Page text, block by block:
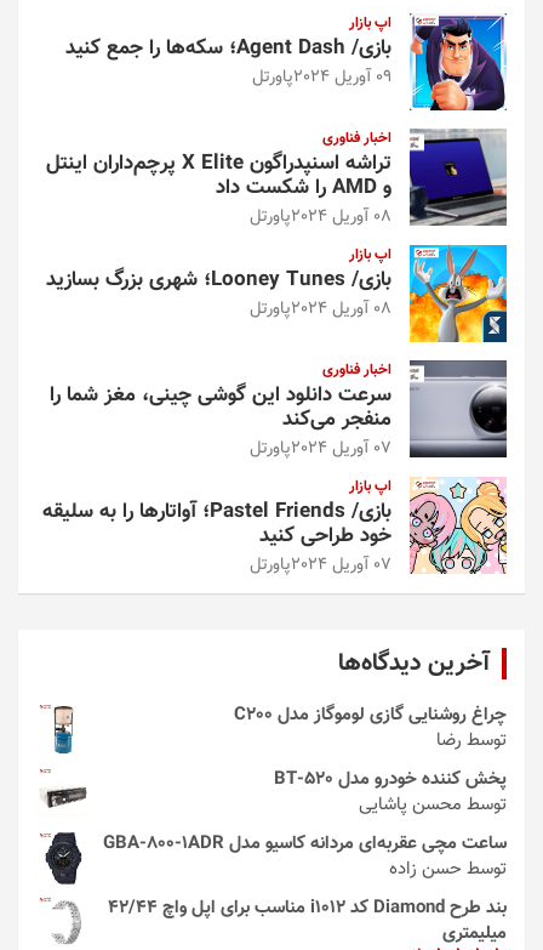
اپ بازار
بازی/ Agent Dash؛ سکه‌ها را جمع کنید
09 آوریل 2024 پاورتل
اخبار فناوری
تراشه اسنپدراگون X Elite پرچم‌داران اینتل
و AMD را شکست داد
08 آوریل 2024 پاورتل
اپ بازار
بازی/ Looney Tunes؛ شهری بزرگ بسازید
08 آوریل 2024 پاورتل
اخبار فناوری
سرعت دانلود این گوشی چینی، مغز شما را
منفجر می‌کند
07 آوریل 2024 پاورتل
اپ بازار
بازی/ Pastel Friends؛ آواتارها را به سلیقه
خود طراحی کنید
07 آوریل 2024 پاورتل
آخرین دیدگاه‌ها
چراغ روشنایی گازی لوموگاز مدل C200
توسط رضا
پخش کننده خودرو مدل 520-BT
توسط محسن پاشایی
ساعت مچی عقربه‌ای مردانه کاسیو مدل GBA-800-1ADR
توسط حسن زاده
بند طرح Diamond کد i1012 مناسب برای اپل واچ 42/44
میلیمتری